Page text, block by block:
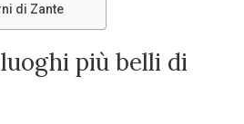
di Zante
più belli di